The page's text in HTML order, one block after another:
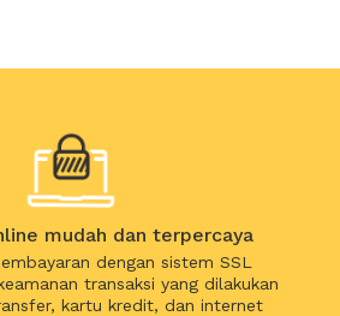
mudah dan terpercaya
dengan sistem SSL
transaksi yang dilakukan
kartu kredit, dan internet